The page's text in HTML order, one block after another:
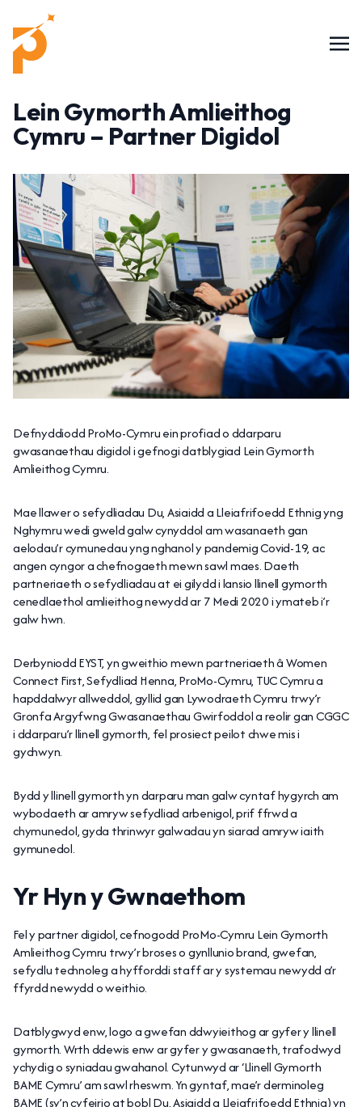
Lein Gymorth Amlieithog
Cymru – Partner Digidol
Defnyddiodd ProMo-Cymru ein profiad o ddarparu
gwasanaethau digidol i gefnogi datblygiad Lein Gymorth
Amlieithog Cymru.
Mae llawer o sefydliadau Du, Asiaidd a Lleiafrifoedd Ethnig yng
Nghymru wedi gweld galw cynyddol am wasanaeth gan
aelodau’r cymunedau yng nghanol y pandemig Covid-19, ac
angen cyngor a chefnogaeth mewn sawl maes. Daeth
partneriaeth o sefydliadau at ei gilydd i lansio llinell gymorth
cenedlaethol amlieithog newydd ar 7 Medi 2020 i ymateb i’r
galw hwn.
Derbyniodd EYST, yn gweithio mewn partneriaeth â Women
Connect First, Sefydliad Henna, ProMo-Cymru, TUC Cymru a
hapddalwyr allweddol, gyllid gan Lywodraeth Cymru trwy’r
Gronfa Argyfwng Gwasanaethau Gwirfoddol a reolir gan CGGC
i ddarparu’r llinell gymorth, fel prosiect peilot chwe mis i
gychwyn.
Bydd y llinell gymorth yn darparu man galw cyntaf hygyrch am
wybodaeth ar amryw sefydliad arbenigol, prif ffrwd a
chymunedol, gyda thrinwyr galwadau yn siarad amryw iaith
gymunedol.
Yr Hyn y Gwnaethom
Fel y partner digidol, cefnogodd ProMo-Cymru Lein Gymorth
Amlieithog Cymru trwy’r broses o gynllunio brand, gwefan,
sefydlu technoleg a hyfforddi staff ar y systemau newydd a’r
ffyrdd newydd o weithio.
Datblygwyd enw, logo a gwefan ddwyieithog ar gyfer y llinell
gymorth. Wrth ddewis enw ar gyfer y gwasanaeth, trafodwyd
ychydig o syniadau gwahanol. Cytunwyd ar ‘Llinell Gymorth
BAME Cymru’ am sawl rheswm. Yn gyntaf, mae’r derminoleg
BAME (sy’n cyfeirio at bobl Du, Asiaidd a Lleiafrifoedd Ethnig) yn